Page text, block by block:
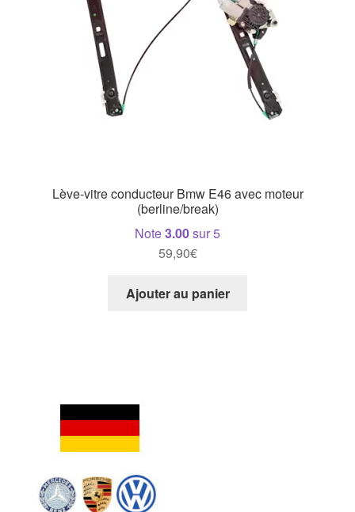
Lève-vitre conducteur Bmw E46 avec moteur
(berline/break)
Note3.00sur 5
59,90€
Ajouter au panier